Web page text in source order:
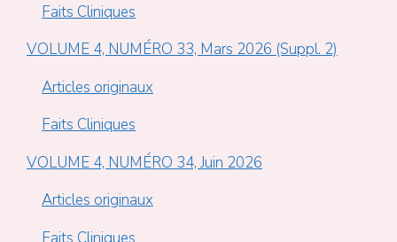
Faits Cliniques
VOLUME 4, NUMÉRO 33, Mars 2026 (Suppl. 2)
Articles originaux
Faits Cliniques
VOLUME 4, NUMÉRO 34, Juin 2026
Articles originaux
Faits Cliniques